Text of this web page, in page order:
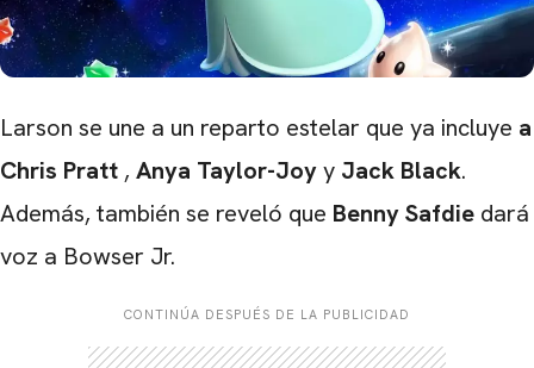
Larson se une a un reparto estelar que ya incluye a
Chris Pratt , Anya Taylor-Joyy Jack Black.
Además, también se reveló que Benny Safdie dará
voz a Bowser Jr.
CONTINÚA DESPUÉS DE LA PUBLICIDAD